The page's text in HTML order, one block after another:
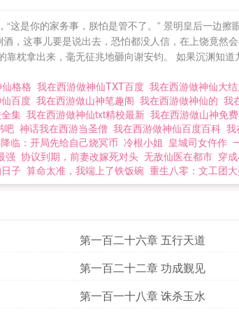
是你的家务事，朕怕是管不了。” 景明皇后一边
，这事儿要是说出去，恐怕都没人信，在上饶竟然
枕拿出来，毫无征兆地砸向谢安钧。 如果沉渊知
格格 我在西游做神仙TXT百度 我在西游做神仙大
百度 我在西游做山神笔趣阁 我在西游做神仙的 我
集 我在西游做神仙txt精校最新 我在西游做山神免
吧 神话我在西游当圣僧 我在西游做神仙百度百科 我
临：开局先给自己烧冥币 冷根小姐 皇城司女仵作
强 协议到期，前妻改嫁死对头 无敌仙医在都市 穿
子 算命太准，我端上了铁饭碗 重生八零：文工团
第一百二十六章 五行天道
第一百二十二章 功成觐见
第一百一十八章 诛杀玉水